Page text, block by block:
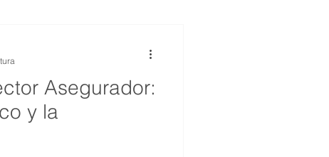
Asegurador:
y la